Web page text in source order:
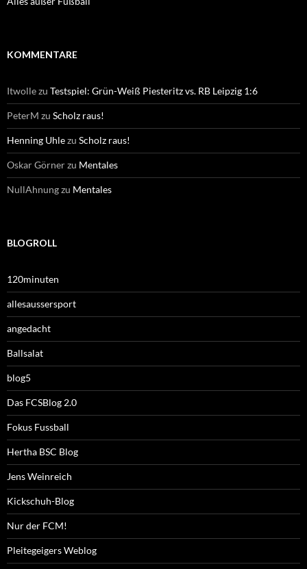
KOMMENTARE
Itwollezu Testspiel: Grün-Weiß Piesteritz vs. RB Leipzig 1:6
PeterM zu Scholz raus!
Henning Uhlezu Scholz raus!
Oskar Görnerzu Mentales
NullAhnungzu Mentales
BLOGROLL
120minuten
allesaussersport
angedacht
Ballsalat
blog5
Das FCSBlog 2.0
Fokus Fussball
Hertha BSC Blog
Jens Weinreich
Kickschuh-Blog
Nur der FCM!
Pleitegeigers Weblog